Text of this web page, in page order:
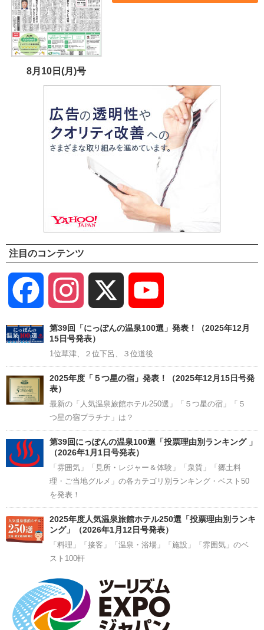
8月10日(月)号
注目のコンテンツ
Facebook Instagram
Channel
第39回「にっぽんの温泉100選」発表！（2025年12月
15日号発表）
1位草津、２位下呂、３位道後
2025年度「５つ星の宿」発表！（2025年12月15日号発
表）
最新の「人気温泉旅館ホテル250選」「５つ星の宿」「５
つ星の宿プラチナ」は？
第39回にっぽんの温泉100選「投票理由別ランキング 」
（2026年1月1日号発表）
「雰囲気」「見所・レジャー＆体験」「泉質」「郷土料
理・ご当地グルメ」の各カテゴリ別ランキング・ベスト50
を発表！
2025年度人気温泉旅館ホテル250選「投票理由別ランキ
ング」（2026年1月12日号発表）
「料理」「接客」「温泉・浴場」「施設」「雰囲気」のベ
スト100軒